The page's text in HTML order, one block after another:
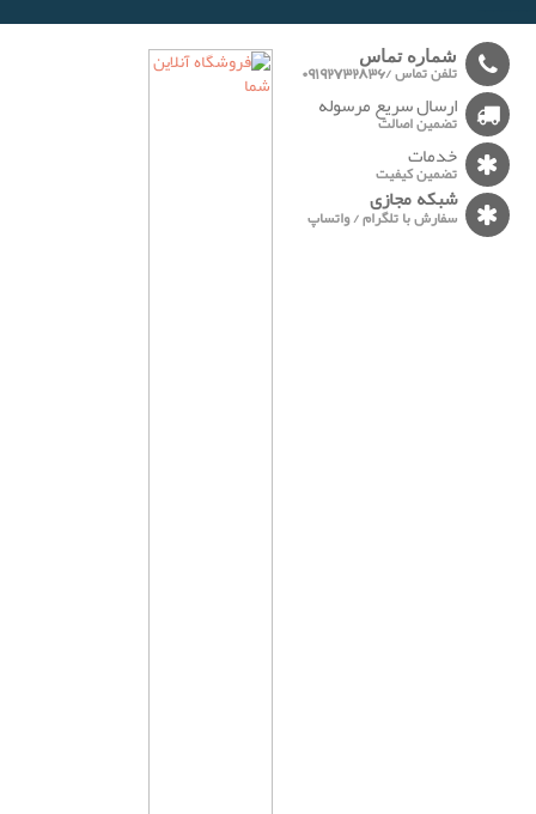
شماره تماس
تلفن تماس /09192732836
ارسال سریع مرسوله
تضمین اصالت
خدمات
تضمین کیفیت
شبکه مجازی
سفارش با تلگرام / واتساپ